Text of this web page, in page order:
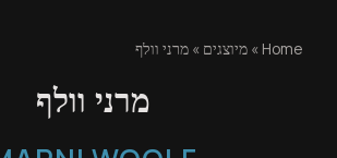
Home
»מיוצגים »מרני וולף
מרני וולף